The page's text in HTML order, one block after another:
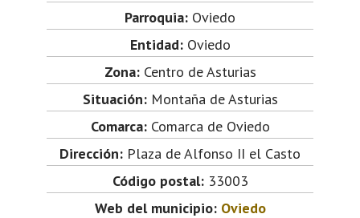
Parroquia: Oviedo
Entidad:Oviedo
Zona:Centro de Asturias
Situación:Montaña de Asturias
Comarca:Comarca de Oviedo
Dirección: Plaza de Alfonso II el Casto
Código postal:33003
Web del municipio: Oviedo